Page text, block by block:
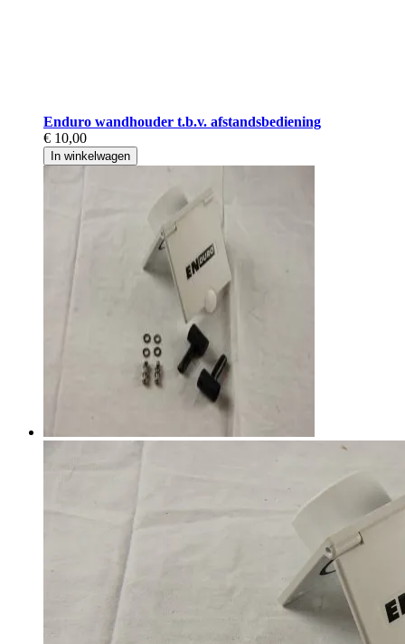
Enduro wandhouder t.b.v. afstandsbediening
€ 10,00
In winkelwagen